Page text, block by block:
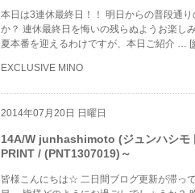
本日は3連休最終日！！ 明日からの普段通
か？ 連休最終日を悔いの残らぬようお楽
夏本番を迎えるわけですが、本日ご紹介 …
EXCLUSIVE MINO
2014年07月20日 日曜日
14A/W junhashimoto (ジュンハシモ
PRINT / (PNT1307019)～
皆様こんにちは☆ 二日間ブログ更新が滞っ